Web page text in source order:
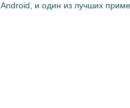
и один из лучших